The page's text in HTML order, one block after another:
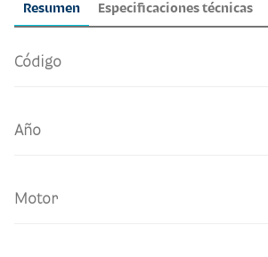
Resumen Especificaciones técnicas
Código
Año
Motor